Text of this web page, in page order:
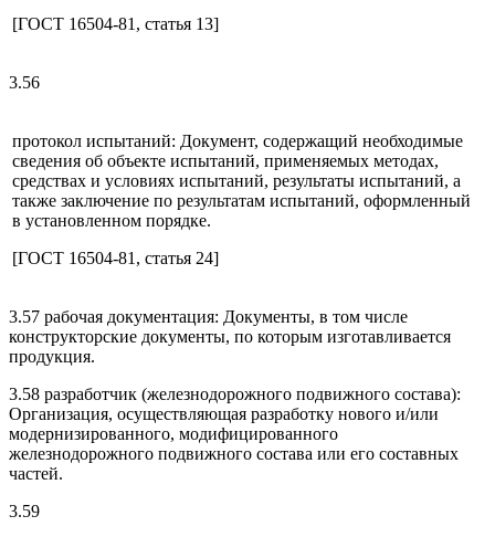
[ГОСТ 16504-81, статья 13]
3.56
протокол испытаний: Документ, содержащий необходимые
сведения об объекте испытаний, применяемых методах,
средствах и условиях испытаний, результаты испытаний, а
также заключение по результатам испытаний, оформленный
в установленном порядке.
[ГОСТ 16504-81, статья 24]
3.57 рабочая документация: Документы, в том числе
конструкторские документы, по которым изготавливается
продукция.
3.58 разработчик (железнодорожного подвижного состава):
Организация, осуществляющая разработку нового и/или
модернизированного, модифицированного
железнодорожного подвижного состава или его составных
частей.
3.59